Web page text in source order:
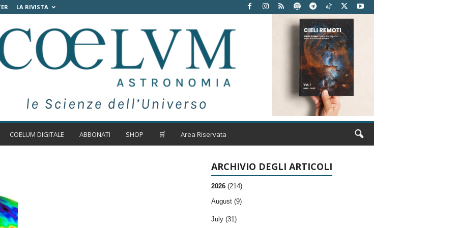
LA RIVISTA
COELUM DIGITALE ABBONATI SHOP 🛒 Area Riservata
ARCHIVIO DEGLI ARTICOLI
2026 (214)
August (9)
July (31)